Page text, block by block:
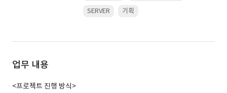
SERVER
기획
업무 내용
<프로젝트 진행 방식>